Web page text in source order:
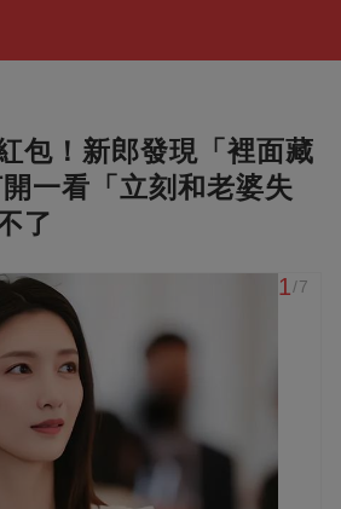
包！新郎發現「裡面藏
一看「立刻和老婆失
了
1/7